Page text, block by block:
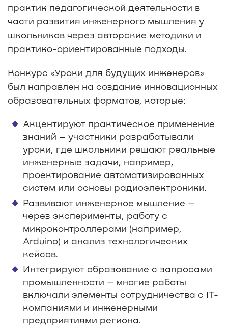
практик педагогической деятельности в
части развития инженерного мышления у
школьников через авторские методики и
практико-ориентированные подходы.
Конкурс «Уроки для будущих инженеров»
был направлен на создание инновационных
образовательных форматов, которые:
Акцентируют практическое применение
знаний – участники разрабатывали
уроки, где школьники решают реальные
инженерные задачи, например,
проектирование автоматизированных
систем или основы радиоэлектроники.
Развивают инженерное мышление –
через эксперименты, работу с
микроконтроллерами (например,
Arduino) и анализ технологических
кейсов.
Интегрируют образование с запросами
промышленности – многие работы
включали элементы сотрудничества с IT-
компаниями и инженерными
предприятиями региона.